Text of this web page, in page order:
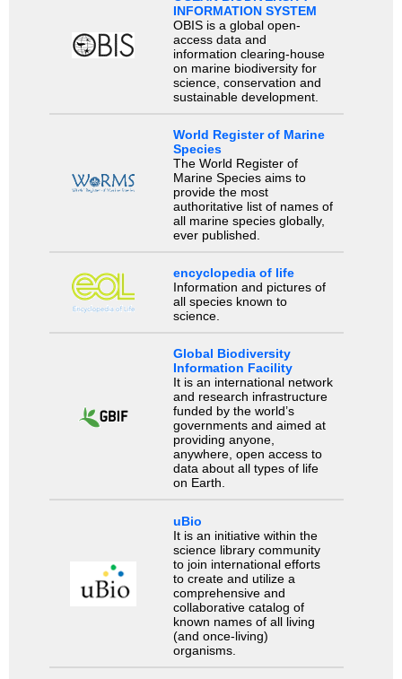
INFORMATION SYSTEM
OBIS is a global open-
access data and
information clearing-house
on marine biodiversity for
science, conservation and
sustainable development.
World Register of Marine
Species
The World Register of
Marine Species aims to
provide the most
authoritative list of names of
all marine species globally,
ever published.
encyclopedia of life
Information and pictures of
all species known to
science.
Global Biodiversity
Information Facility
It is an international network
and research infrastructure
funded by the world’s
governments and aimed at
providing anyone,
anywhere, open access to
data about all types of life
on Earth.
uBio
It is an initiative within the
science library community
to join international efforts
to create and utilize a
comprehensive and
collaborative catalog of
known names of all living
(and once-living)
organisms.